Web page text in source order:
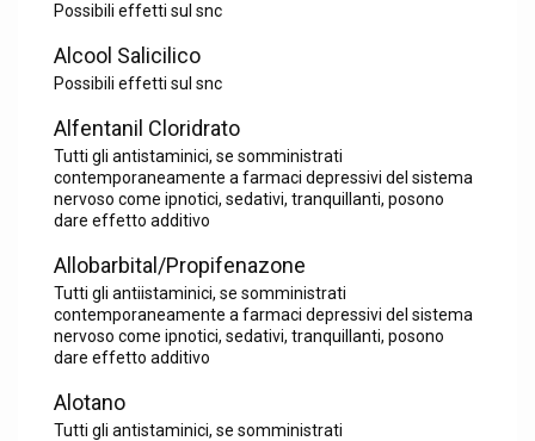
Possibili effetti sul snc
Alcool Salicilico
Possibili effetti sul snc
Alfentanil Cloridrato
Tutti gli antistaminici, se somministrati
contemporaneamente a farmaci depressivi del sistema
nervoso come ipnotici, sedativi, tranquillanti, posono
dare effetto additivo
Allobarbital/Propifenazone
Tutti gli antiistaminici, se somministrati
contemporaneamente a farmaci depressivi del sistema
nervoso come ipnotici, sedativi, tranquillanti, posono
dare effetto additivo
Alotano
Tutti gli antistaminici, se somministrati